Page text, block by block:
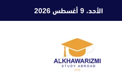
الأحد، 9 أغسطس 2026